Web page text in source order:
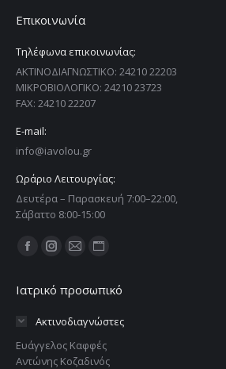
Επικοινωνία
Τηλέφωνα επικοινωνίας:
ΑΚΤΙΝΟΔΙΑΓΝΩΣΤΙΚΟ: 24210 22203
ΜΙΚΡΟΒΙΟΛΟΓΙΚΟ: 24210 23723
FAX: 24210 22207
E-mail:
info@iavolou.gr
Ωράριο Λειτουργίας:
Δευτέρα – Παρασκευή 7:00–22:00,
Σάβαττο 8:00-15:00
Find us on:
Ιατρικό προσωπικό
Ακτινοδιαγνώστες
Ευάγγελος Καφφές
Αντώνης Κοζαδινός